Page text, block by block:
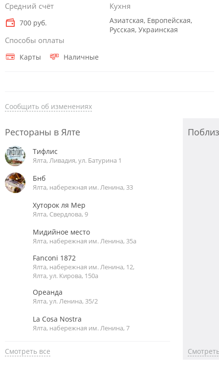
Средний счёт
700 руб.
Способы оплаты
Карты Наличные
Кухня
Азиатская, Европейская,
Русская, Украинская
Сообщить об изменениях
Рестораны в Ялте
Тифлис
Ялта, Ливадия, ул. Батурина 1
Бнб
Ялта, набережная им. Ленина, 33
Хуторок ля Мер
Ялта, Свердлова, 9
Мидийное место
Ялта, набережная им. Ленина, 35а
Fanconi 1872
Ялта, набережная им. Ленина, 12,
Ялта, ул. Кирова, 150а
Ореанда
Ялта, ул. Ленина, 35/2
La Cosa Nostra
Ялта, набережная им. Ленина, 7
Смотреть все